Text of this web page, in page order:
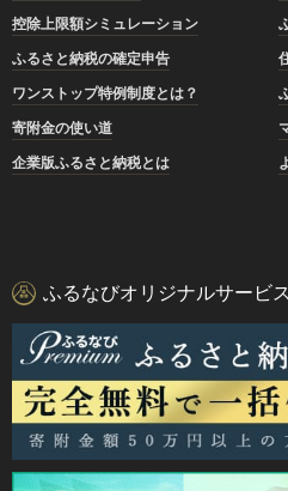
控除上限額シミュレーション
ふるさと納税の確定申告
ワンストップ特例制度とは？
寄附金の使い道
企業版ふるさと納税とは
ふるなびオリジナルサービス